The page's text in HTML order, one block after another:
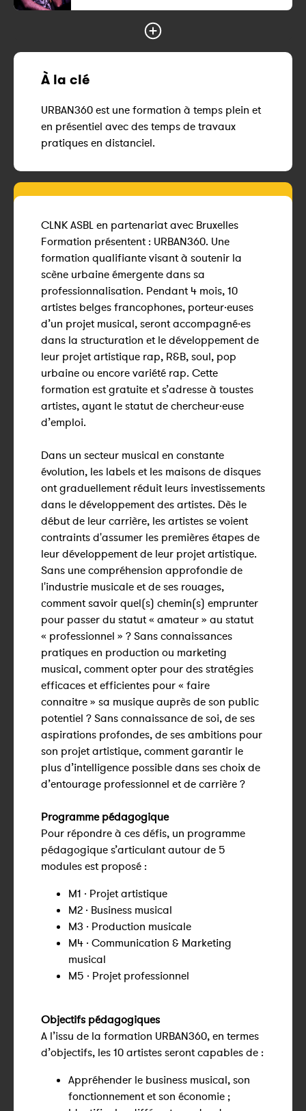
À la clé
URBAN360 est une formation à temps plein et
en présentiel avec des temps de travaux
pratiques en distanciel.
CLNK ASBL en partenariat avec Bruxelles
Formation présentent : URBAN360. Une
formation qualifiante visant à soutenir la
scène urbaine émergente dans sa
professionnalisation. Pendant 4 mois, 10
artistes belges francophones, porteur·euses
d’un projet musical, seront accompagné·es
dans la structuration et le développement de
leur projet artistique rap, R&B, soul, pop
urbaine ou encore variété rap. Cette
formation est gratuite et s’adresse à toustes
artistes, ayant le statut de chercheur·euse
d’emploi.
Dans un secteur musical en constante
évolution, les labels et les maisons de disques
ont graduellement réduit leurs investissements
dans le développement des artistes. Dès le
début de leur carrière, les artistes se voient
contraints d'assumer les premières étapes de
leur développement de leur projet artistique.
Sans une compréhension approfondie de
l'industrie musicale et de ses rouages,
comment savoir quel(s) chemin(s) emprunter
pour passer du statut « amateur » au statut
« professionnel » ? Sans connaissances
pratiques en production ou marketing
musical, comment opter pour des stratégies
efficaces et efficientes pour « faire
connaitre » sa musique auprès de son public
potentiel ? Sans connaissance de soi, de ses
aspirations profondes, de ses ambitions pour
son projet artistique, comment garantir le
plus d’intelligence possible dans ses choix de
d’entourage professionnel et de carrière ?
Programme pédagogique
Pour répondre à ces défis, un programme
pédagogique s’articulant autour de 5
modules est proposé :
M1 · Projet artistique
M2 · Business musical
M3 · Production musicale
M4 · Communication & Marketing
musical
M5 · Projet professionnel
Objectifs pédagogiques
A l’issu de la formation URBAN360, en termes
d’objectifs, les 10 artistes seront capables de :
Appréhender le business musical, son
fonctionnement et son économie ;